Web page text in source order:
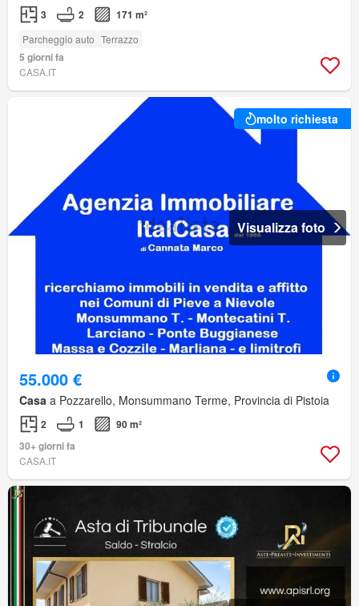
3 2 171 m²
Parcheggio auto Terrazzo
5 giorni fa
CASA.IT
molto richiesta
Visualizza foto
55.000 €
Casa a Pozzarello, Monsummano Terme, Provincia di Pistoia
2 1
90 m²
30+ giorni fa
CASA.IT